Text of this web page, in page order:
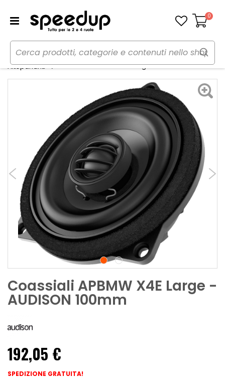
Carrello
0
Home Auto
Audio elettronica mobile
Altoparlanti
Coassiali APBMW X4E Large - AUDISON
Coassiali APBMW X4E Large -
AUDISON 100mm
192,05 €
SPEDIZIONE GRATUITA!